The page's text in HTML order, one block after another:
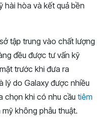
hài hòa và kết quả bền
tập trung vào chất lượng
đều được tư vấn kỹ
trước khi đưa ra
lý do Galaxy được nhiều
chọn khi có nhu cầu tiêm
không phẫu thuật.